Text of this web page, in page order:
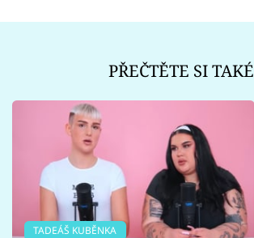
PŘEČTĚTE SI TAKÉ
TADEÁŠ KUBĚNKA